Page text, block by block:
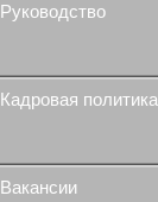
Руководство
Кадровая политика
Вакансии